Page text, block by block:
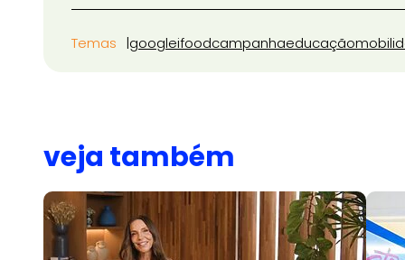
Temas googleifoodcampanhaeducação
veja também